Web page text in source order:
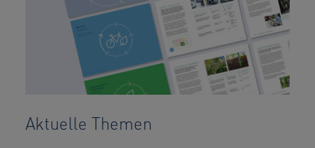
Aktuelle Themen